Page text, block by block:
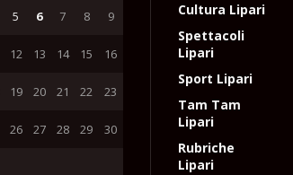
5 6 7 8 9
12 13 14 15 16
19 20 21 22 23
26 27 28 29 30
Cultura Lipari
Spettacoli
Lipari
Sport Lipari
Tam Tam
Lipari
Rubriche
Lipari